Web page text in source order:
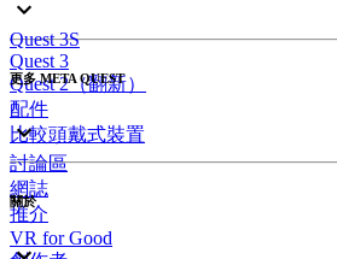
Quest 3S
Quest 3
Quest 2（翻新）
配件
比較頭戴式裝置
更多 META QUEST
討論區
網誌
推介
VR for Good
關於